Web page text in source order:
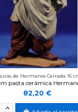
de Hermanos Cerrada 16
pasta cerámica
82,20 €